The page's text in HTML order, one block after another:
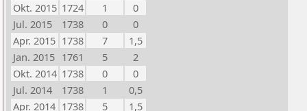
Okt. 2015 1724 1
0
Jul. 2015
1738 0
0
Apr. 2015 1738 7
1,5
Jan. 2015 1761 5
2
Okt. 2014 1738 0
0
Jul. 2014
1738 1
0,5
Apr. 2014 1738 5
1,5